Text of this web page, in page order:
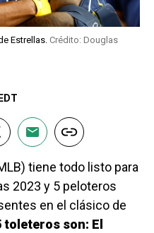
Estrellas. Crédito: Douglas
tiene todo listo para
2023 y 5 peloteros
en el clásico de
toleteros son: El